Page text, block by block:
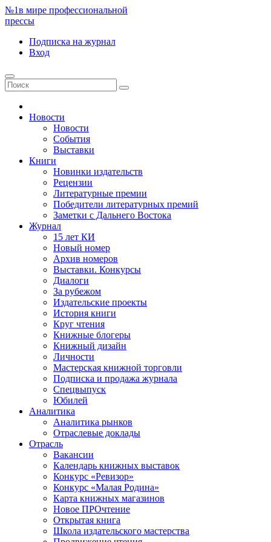
№1в мире профессиональной
прессы
Подписка на журнал
Вход
Новости
Новости
События
Выставки
Книги
Новинки издательств
Рецензии
Литературные премии
Победители литературных премий
Заметки с Дальнего Востока
Журнал
15 лет КИ
Новый номер
Архив номеров
Выставки. Конкурсы
Диалоги
За рубежом
Издательские проекты
История книги
Круг чтения
Книжные блогеры
Книжный дизайн
Личности
Мастерская книжной торговли
Подписка и продажа журнала
Спецвыпуск
Юбилей
Аналитика
Аналитика рынков
Отраслевые доклады
Отрасль
Вакансии
Календарь книжных выставок
Конкурс «Ревизор»
Конкурс «Малая Родина»
Карта книжных магазинов
Новое ПРОчтение
Открытая книга
Школа издательского мастерства